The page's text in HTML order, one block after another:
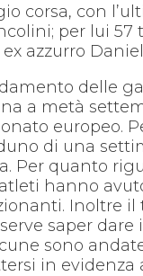
corsa, con
per lui
azzurro
delle
a metà
europeo.
di una
Per quanto
hanno
Inoltre
saper
sono
in evidenza